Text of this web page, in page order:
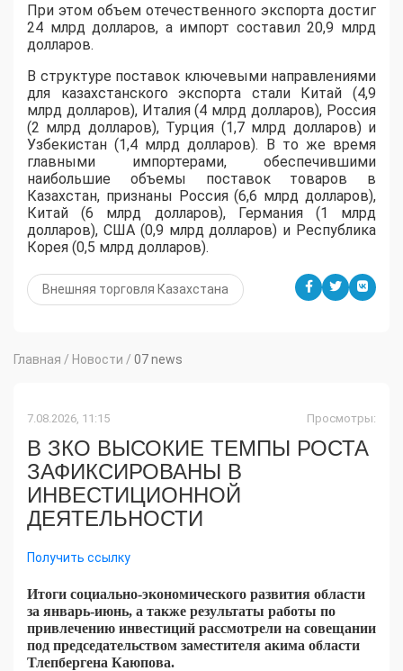
При этом объем отечественного экспорта достиг
24 млрд долларов, а импорт составил 20,9 млрд
долларов.
В структуре поставок ключевыми направлениями
для казахстанского экспорта стали Китай (4,9
млрд долларов), Италия (4 млрд долларов), Россия
(2 млрд долларов), Турция (1,7 млрд долларов) и
Узбекистан (1,4 млрд долларов). В то же время
главными импортерами, обеспечившими
наибольшие объемы поставок товаров в
Казахстан, признаны Россия (6,6 млрд долларов),
Китай (6 млрд долларов), Германия (1 млрд
долларов), США (0,9 млрд долларов) и Республика
Корея (0,5 млрд долларов).
Внешняя торговля Казахстана
Главная / Новости / 07 news
7.08.2026, 11:15 Просмотры:
В ЗКО ВЫСОКИЕ ТЕМПЫ РОСТА
ЗАФИКСИРОВАНЫ В
ИНВЕСТИЦИОННОЙ
ДЕЯТЕЛЬНОСТИ
Получить ссылку
Итоги социально-экономического развития области
за январь-июнь, а также результаты работы по
привлечению инвестиций рассмотрели на совещании
под председательством заместителя акима области
Тлепбергена Каюпова.